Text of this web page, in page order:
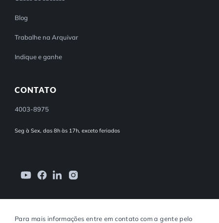
Blog
Trabalhe na Arquivar
Indique e ganhe
CONTATO
4003-8975
Seg à Sex, das 8h às 17h, exceto feriados
Para mais informações entre em contato com a gente pelo